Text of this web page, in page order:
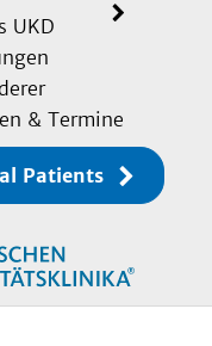
UKD
& Termine
Patients